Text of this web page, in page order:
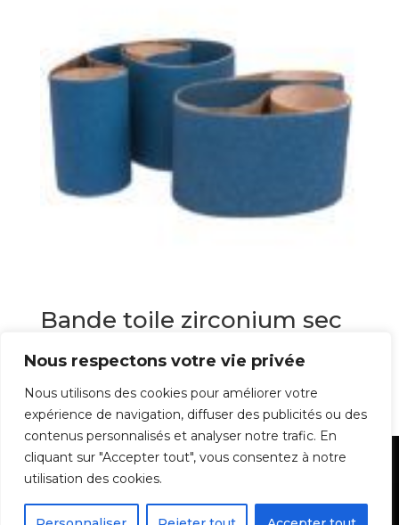
Nous respectons votre vie privée
Nous utilisons des cookies pour améliorer votre
expérience de navigation, diffuser des publicités ou des
contenus personnalisés et analyser notre trafic. En
cliquant sur "Accepter tout", vous consentez à notre
utilisation des cookies.
Bande toile zirconium sec
Mentions Légales